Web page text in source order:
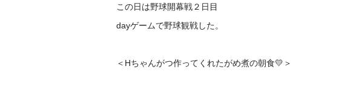
この日は野球開幕戦２日目
dayゲームで野球観戦した。
＜Hちゃんがつ作ってくれたがめ煮の朝食💛＞